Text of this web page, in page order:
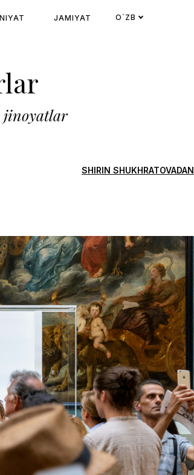
JAMIYAT O`ZB
jinoyatlar
SHIRIN SHUKHRATOVADAN